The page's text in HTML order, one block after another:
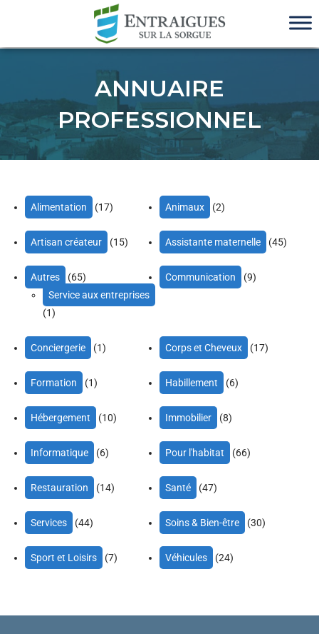
ANNUAIRE
PROFESSIONNEL
Alimentation (17) Animaux (2)
Artisan créateur (15) Assistante maternelle (45)
Autres
(65)
Service aux entreprises
(1)
Communication (9)
Conciergerie (1) Corps et Cheveux (17)
Formation (1) Habillement (6)
Hébergement (10) Immobilier (8)
Informatique (6) Pour l'habitat (66)
Restauration (14) Santé (47)
Services (44) Soins & Bien-être (30)
Sport et Loisirs (7) Véhicules (24)